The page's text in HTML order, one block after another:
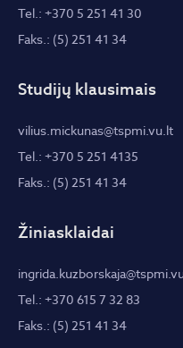
Tel.: +370 5 251 41 30
Faks.: (5) 251 41 34
Studijų klausimais
vilius.mickunas@tspmi.vu.lt
Tel.: +370 5 251 4135
Faks.: (5) 251 41 34
Žiniasklaidai
Tel.: +370 615 7 32 83
Faks.: (5) 251 41 34